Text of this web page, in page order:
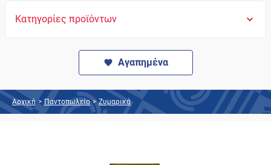
Κατηγορίες προϊόντων
Αγαπημένα
Αρχική > Παντοπωλείο > Ζυμαρικά